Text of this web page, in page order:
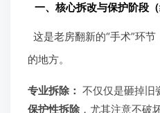
一、核心拆改与保护阶段
这是老房翻新的“手术”环
的地方。
专业拆除： 不仅仅是砸掉旧
保护性拆除 ，尤其注意不破